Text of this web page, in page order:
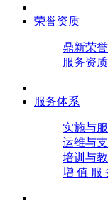
荣誉资质
鼎新荣誉
服务资质
服务体系
实施与
运维与
培训与
增 值 服